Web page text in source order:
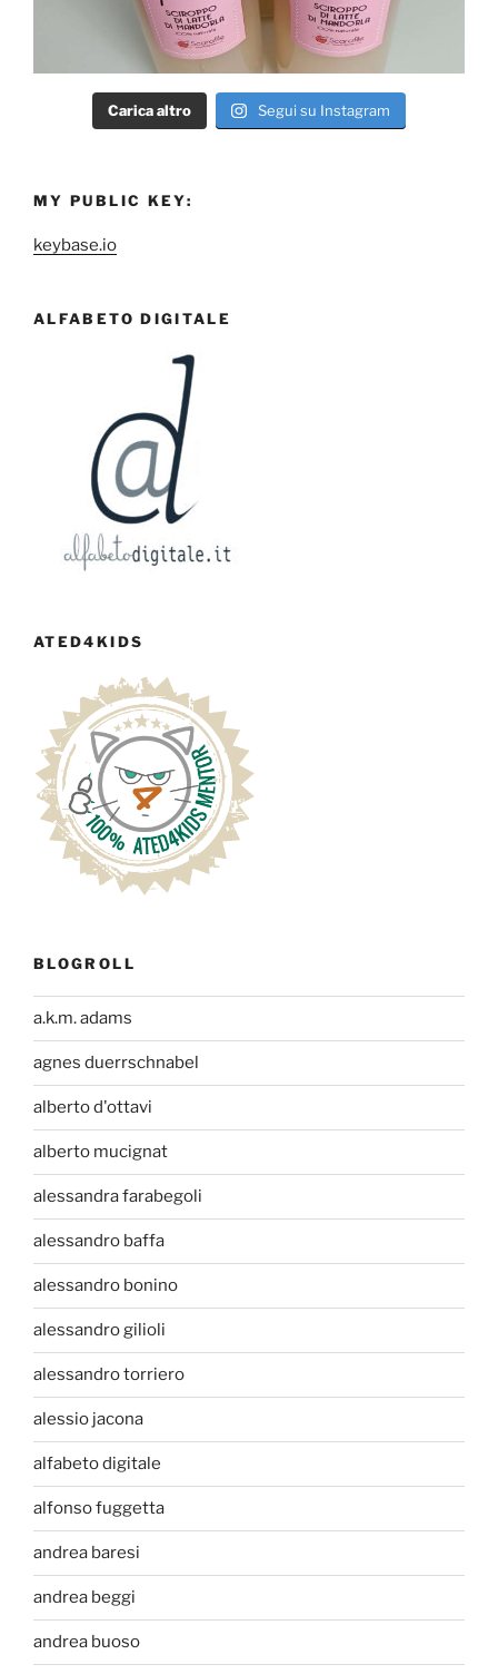
Carica altro Segui su Instagram
MY PUBLIC KEY:
keybase.io
ALFABETO DIGITALE
ATED4KIDS
BLOGROLL
a.k.m. adams
agnes duerrschnabel
alberto d'ottavi
alberto mucignat
alessandra farabegoli
alessandro baffa
alessandro bonino
alessandro gilioli
alessandro torriero
alessio jacona
alfabeto digitale
alfonso fuggetta
andrea baresi
andrea beggi
andrea buoso